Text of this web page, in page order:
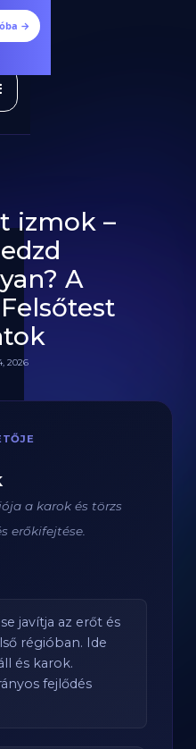
→
izmok –
A
2026
a karok és törzs
erőkifejtése.
javítja az erőt és
régióban. Ide
és karok.
fejlődés